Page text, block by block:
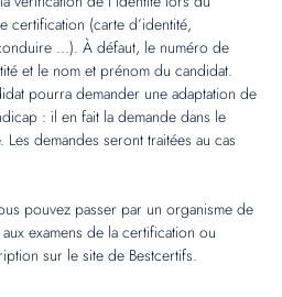
certification (carte d’identité,
…). À défaut, le numéro de
et le nom et prénom du candidat.
pourra demander une adaptation de
: il en fait la demande dans le
demandes seront traitées au cas
pouvez passer par un organisme de
examens de la certification ou
sur le site de Bestcertifs.